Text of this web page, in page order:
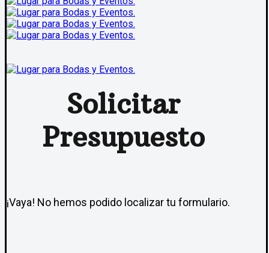
Solicitar
Presupuesto
¡Vaya! No hemos podido localizar tu formulario.